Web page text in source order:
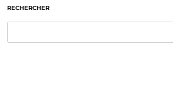
RECHERCHER